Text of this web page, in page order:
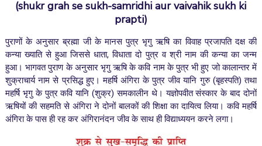
(shukr grah se sukh-samridhi aur vaivahik sukh ki
prapti)
पुराणों के अनुसार ब्रह्मा जी के मानस पुत्र भृगु ऋषि का विवाह प्रजापति दक्ष की
कन्या ख्याति से हुआ जिससे धाता, विधाता दो पुत्र व श्री नाम की कन्या का जन्म
हुआ। भागवत पुराण के अनुसार भृगु ऋषि के कवि नाम के पुत्र भी हुए जो कालान्तर में
शुक्राचार्य नाम से प्रसिद्ध हुए। महर्षि अंगिरा के पुत्र जीव यानि गुरु (बृहस्पति) तथा
महर्षि भृगु के पुत्र कवि यानि (शुक्र) समकालीन थे। यज्ञोपवीत संस्कार के बाद दोनों
ऋषियों की सहमति से अंगिरा ने दोनों बालकों की शिक्षा का दायित्व लिया। कवि महर्षि
अंगिरा के पास ही रह कर अंगिरानंदन जीव के साथ ही विद्याध्ययन करने लगा।